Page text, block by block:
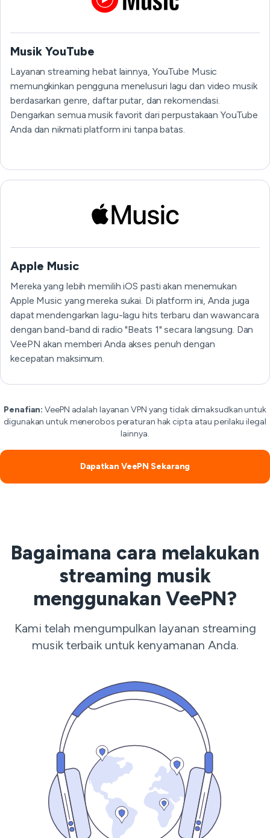
Musik YouTube
Layanan streaming hebat lainnya, YouTube Music
memungkinkan pengguna menelusuri lagu dan video musik
berdasarkan genre, daftar putar, dan rekomendasi.
Dengarkan semua musik favorit dari perpustakaan YouTube
Anda dan nikmati platform ini tanpa batas.
Apple Music
Mereka yang lebih memilih iOS pasti akan menemukan
Apple Music yang mereka sukai. Di platform ini, Anda juga
dapat mendengarkan lagu-lagu hits terbaru dan wawancara
dengan band-band di radio "Beats 1" secara langsung. Dan
VeePN akan memberi Anda akses penuh dengan
kecepatan maksimum.
Penafian: VeePN adalah layanan VPN yang tidak dimaksudkan untuk
digunakan untuk menerobos peraturan hak cipta atau perilaku ilegal
lainnya.
Dapatkan VeePN Sekarang
Bagaimana cara melakukan
streaming musik
menggunakan VeePN?
Kami telah mengumpulkan layanan streaming
musik terbaik untuk kenyamanan Anda.